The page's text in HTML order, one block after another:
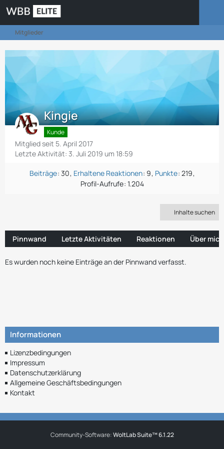
Mitglieder
Kingie
Kunde
Mitglied seit 5. April 2017
Letzte Aktivität: 3. Juli 2019 um 18:59
Beiträge 30 Erhaltene Reaktionen 9 Punkte 219
Profil-Aufrufe 1.204
Inhalte suchen
Pinnwand Letzte Aktivitäten Reaktionen Über mich
Es wurden noch keine Einträge an der Pinnwand verfasst.
Informationen
Lizenzbedingungen
Impressum
Datenschutzerklärung
Allgemeine Geschäftsbedingungen
Kontakt
Community-Software:WoltLab Suite™ 6.1.22